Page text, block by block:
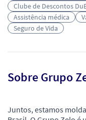
Clube de Descontos
Assistência médica
Seguro de Vida
Sobre Grupo
Juntos, estamos